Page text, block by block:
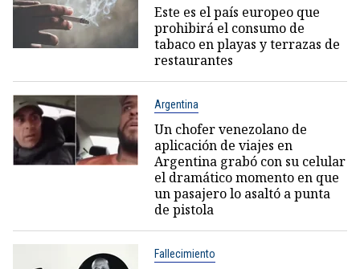
Este es el país europeo que
prohibirá el consumo de
tabaco en playas y terrazas de
restaurantes
Argentina
Un chofer venezolano de
aplicación de viajes en
Argentina grabó con su celular
el dramático momento en que
un pasajero lo asaltó a punta
de pistola
Fallecimiento